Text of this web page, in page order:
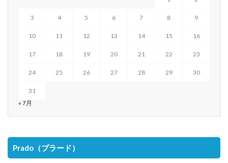
3 4 5 6 7 8 9
10 11 12 13 14 15 16
17 18 19 20 21 22 23
24 25 26 27 28 29 30
31
« 7月
Prado（プラード）